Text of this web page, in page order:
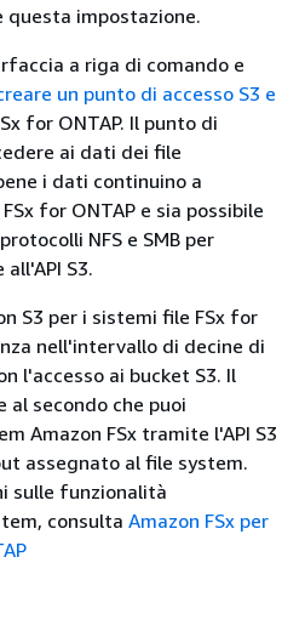
impostazione.
a riga di comando e
un punto di accesso S3 e
for ONTAP. Il punto di
ai dati dei file
i dati continuino a
for ONTAP e sia possibile
NFS e SMB per
S3.
S3 per i sistemi ﬁle FSx for
nell'intervallo di decine di
l'accesso ai bucket S3. Il
secondo che puoi
Amazon FSx tramite l'API S3
assegnato al file system.
sulle funzionalità
consulta Amazon FSx per